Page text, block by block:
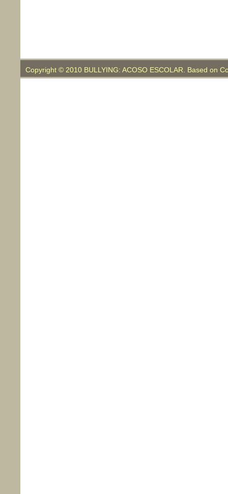
Copyright © 2010 BULLYING: ACOSO ESCOLAR. Based on